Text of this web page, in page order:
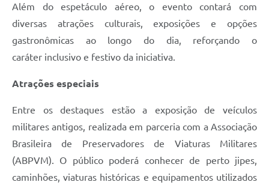
Além do espetáculo aéreo, o evento contará com
diversas atrações culturais, exposições e opções
gastronômicas ao longo do dia, reforçando o
caráter inclusivo e festivo da iniciativa.
Atrações especiais
Entre os destaques estão a exposição de veículos
militares antigos, realizada em parceria com a Associação
Brasileira de Preservadores de Viaturas Militares
(ABPVM). O público poderá conhecer de perto jipes,
caminhões, viaturas históricas e equipamentos utilizados